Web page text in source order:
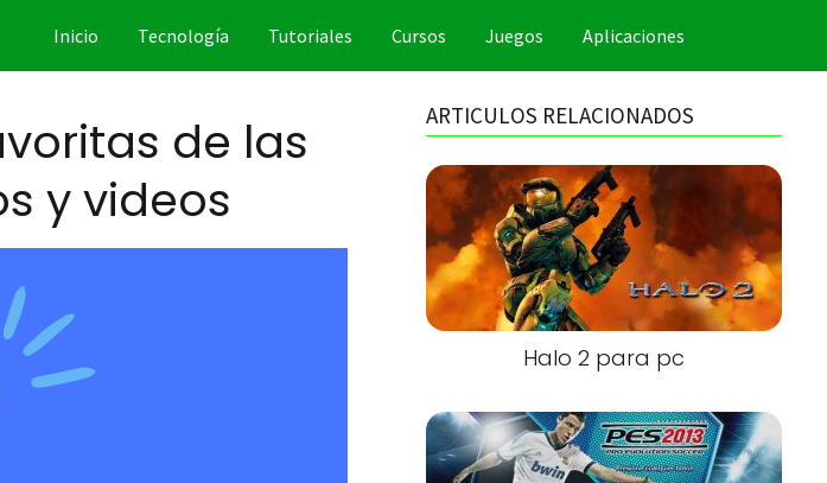
Inicio Tecnología Tutoriales Cursos Juegos Aplicaciones
de las
y videos
ARTICULOS RELACIONADOS
Halo 2 para pc